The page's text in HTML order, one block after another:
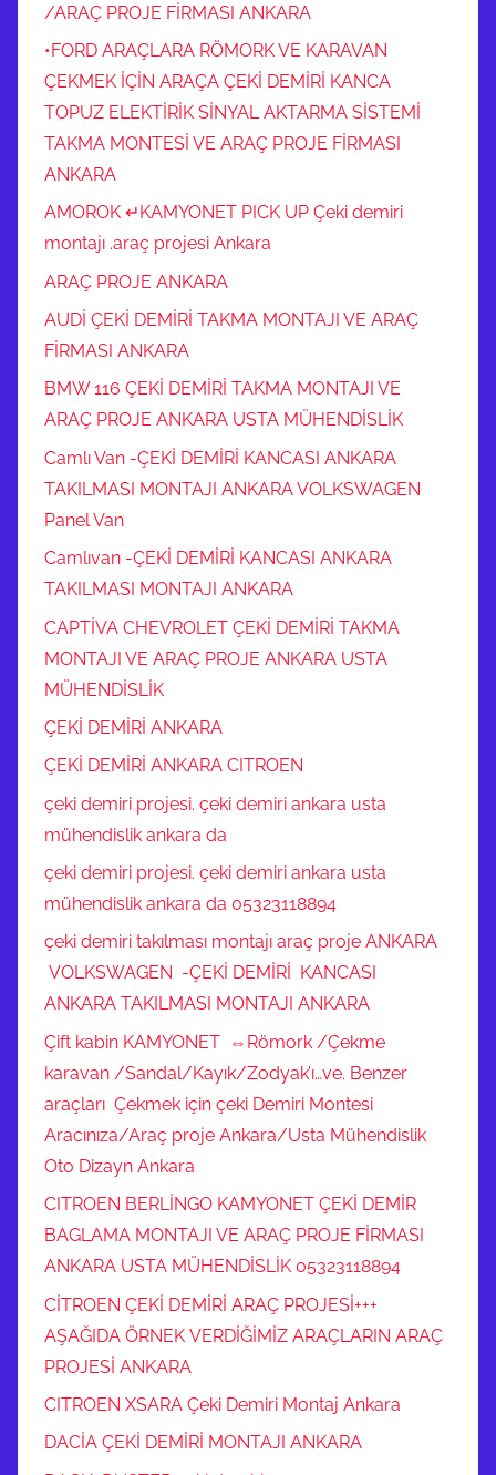
/ARAÇ PROJE FİRMASI ANKARA
•FORD ARAÇLARA RÖMORK VE KARAVAN
ÇEKMEK İÇİN ARAÇA ÇEKİ DEMİRİ KANCA
TOPUZ ELEKTİRİK SİNYAL AKTARMA SİSTEMİ
TAKMA MONTESİ VE ARAÇ PROJE FİRMASI
ANKARA
AMOROK ↵KAMYONET PICK UP Çeki demiri
montajı .araç projesi Ankara
ARAÇ PROJE ANKARA
AUDİ ÇEKİ DEMİRİ TAKMA MONTAJI VE ARAÇ
FİRMASI ANKARA
BMW 116 ÇEKİ DEMİRİ TAKMA MONTAJI VE
ARAÇ PROJE ANKARA USTA MÜHENDİSLİK
Camlı Van -ÇEKİ DEMİRİ KANCASI ANKARA
TAKILMASI MONTAJI ANKARA VOLKSWAGEN
Panel Van
Camlıvan -ÇEKİ DEMİRİ KANCASI ANKARA
TAKILMASI MONTAJI ANKARA
CAPTİVA CHEVROLET ÇEKİ DEMİRİ TAKMA
MONTAJI VE ARAÇ PROJE ANKARA USTA
MÜHENDİSLİK
ÇEKİ DEMİRİ ANKARA
ÇEKİ DEMİRİ ANKARA CITROEN
çeki demiri projesi. çeki demiri ankara usta
mühendislik ankara da
çeki demiri projesi. çeki demiri ankara usta
mühendislik ankara da 05323118894
çeki demiri takılması montajı araç proje ANKARA
VOLKSWAGEN -ÇEKİ DEMİRİ KANCASI
ANKARA TAKILMASI MONTAJI ANKARA
Çift kabin KAMYONET ⇔Römork /Çekme
karavan /Sandal/Kayık/Zodyak’ı…ve. Benzer
araçları Çekmek için çeki Demiri Montesi
Aracınıza/Araç proje Ankara/Usta Mühendislik
Oto Dizayn Ankara
CITROEN BERLİNGO KAMYONET ÇEKİ DEMİR
BAGLAMA MONTAJI VE ARAÇ PROJE FİRMASI
ANKARA USTA MÜHENDİSLİK 05323118894
CİTROEN ÇEKİ DEMİRİ ARAÇ PROJESİ+++
AŞAĞIDA ÖRNEK VERDİĞİMİZ ARAÇLARIN ARAÇ
PROJESİ ANKARA
CITROEN XSARA Çeki Demiri Montaj Ankara
DACİA ÇEKİ DEMİRİ MONTAJI ANKARA